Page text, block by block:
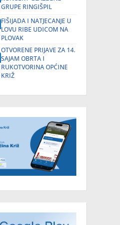
GRUPE RINGIŠPIL
FIŠIJADA I NATJECANJE U
LOVU RIBE UDICOM NA
PLOVAK
OTVORENE PRIJAVE ZA 14.
SAJAM OBRTA I
RUKOTVORINA OPĆINE
KRIŽ